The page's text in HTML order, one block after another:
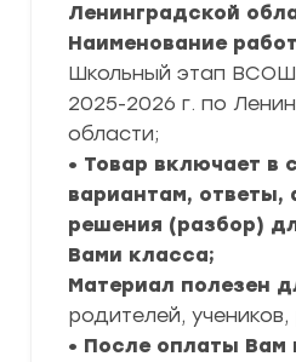
Ленинградской
Наименование
Школьный этап
2025-2026 г. по
области;
• Товар включает в
вариантам, ответы,
решения (разбор)
Вами класса;
Материал полезен
родителей,
• После оплаты Вам